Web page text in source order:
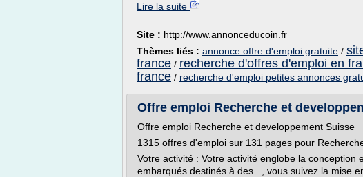
Lire la suite
Site : http://www.annonceducoin.fr
Thèmes liés : annonce offre d'emploi gratuite /
france / recherche d'offres d'emploi en
france / recherche d'emploi petites annonces
Offre emploi Recherche et
Offre emploi Recherche et developpement Suisse
1315 offres d'emploi sur 131 pages pour
Votre activité : Votre activité englobe la conception
embarqués destinés à des..., vous suivez la mise